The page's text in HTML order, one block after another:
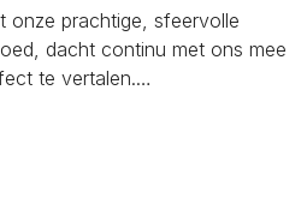
onze prachtige, sfeervolle
dacht continu met ons mee
te vertalen.…